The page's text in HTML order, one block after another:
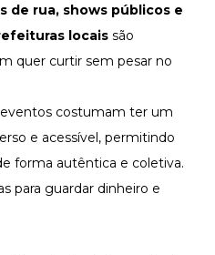
de rua, shows públicos e
locais são
quer curtir sem pesar no
costumam ter um
e acessível, permitindo
forma autêntica e coletiva.
para guardar dinheiro e